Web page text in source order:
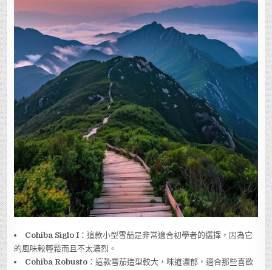
Cohiba Siglo I ：這款小型雪茄是非常適合初學者的選擇，因為它
的風味較輕鬆而且不太濃烈。
Cohiba Robusto ：這款雪茄造型較大，味道濃郁，適合那些喜歡